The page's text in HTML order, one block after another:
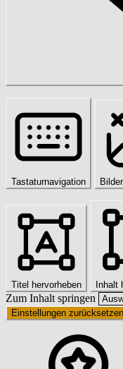
Tastaturnavigation
Titel hervorheben Inhalt
Zum Inhalt springen
Einstellungen zurücksetzen